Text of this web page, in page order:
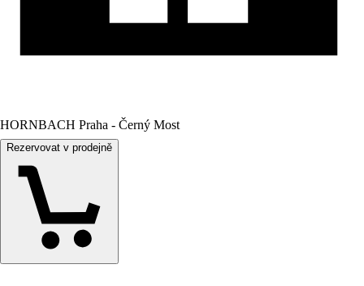
HORNBACH Praha - Černý Most
Rezervovat v prodejně